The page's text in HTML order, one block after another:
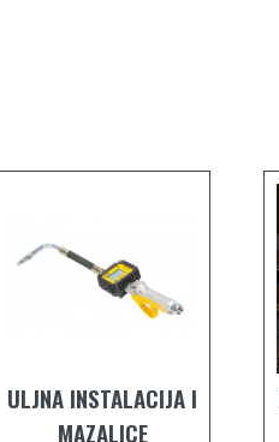
ULJNA INSTALACIJA I
MAZALICE